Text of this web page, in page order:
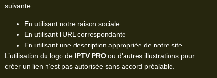
suivante :
En utilisant notre raison sociale
En utilisant l’URL correspondante
En utilisant une description appropriée de notre site
L’utilisation du logo de IPTV PRO ou d’autres illustrations pour
créer un lien n’est pas autorisée sans accord préalable.